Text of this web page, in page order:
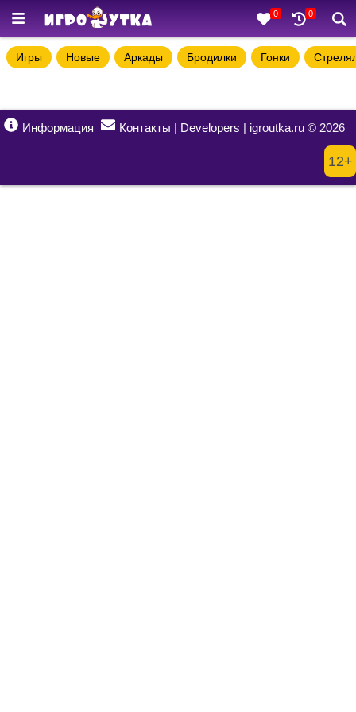
0 0
Игры Новые Аркады Бродилки Гонки
Информация Контакты | Developers | igroutka.ru © 2026
12+